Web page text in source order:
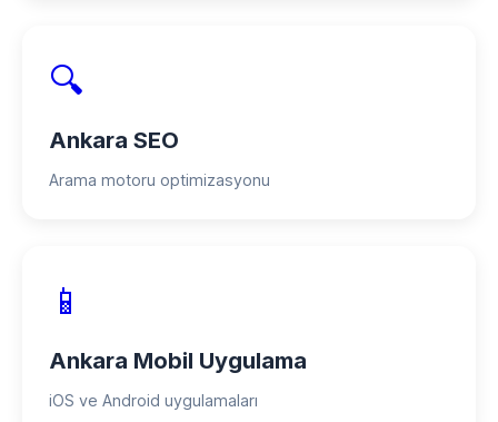
🔍
Ankara SEO
Arama motoru optimizasyonu
📱
Ankara Mobil Uygulama
iOS ve Android uygulamaları